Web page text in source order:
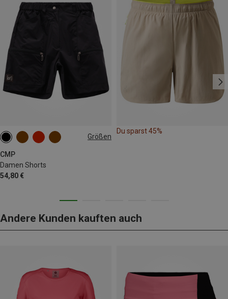
Größen
CMP
Damen Shorts
54,80 €
S M L XL
Du sparst 45%
Andere Kunden kauften auch